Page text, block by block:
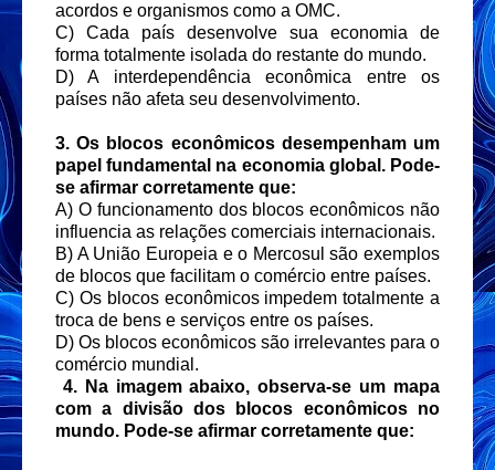
acordos e organismos como a OMC.
C) Cada país desenvolve sua economia de
forma totalmente isolada do restante do mundo.
D) A interdependência econômica entre os
países não afeta seu desenvolvimento.
3. Os blocos econômicos desempenham um
papel fundamental na economia global. Pode-
se afirmar corretamente que:
A) O funcionamento dos blocos econômicos não
influencia as relações comerciais internacionais.
B) A União Europeia e o Mercosul são exemplos
de blocos que facilitam o comércio entre países.
C) Os blocos econômicos impedem totalmente a
troca de bens e serviços entre os países.
D) Os blocos econômicos são irrelevantes para o
comércio mundial.
4. Na imagem abaixo, observa-se um mapa
com a divisão dos blocos econômicos no
mundo. Pode-se afirmar corretamente que: